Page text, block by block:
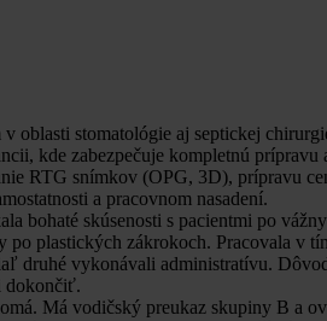
oblasti stomatológie aj septickej
kde zabezpečuje kompletnú
RTG snímkov (OPG, 3D), prípravu
a pracovnom nasadení.
bohaté skúsenosti s pacientmi po
plastických zákrokoch. Pracovala v
druhé vykonávali administratívu.
dokončiť.
Má vodičský preukaz skupiny B